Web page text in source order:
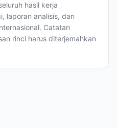
hasil kerja
laporan analisis, dan
Catatan
rinci harus diterjemahkan